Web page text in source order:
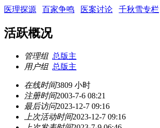
医理探源 百家争鸣 医案讨论 千秋雪专栏
活跃概况
管理组 总版主
用户组 总版主
在线时间3809 小时
注册时间2003-7-6 08:21
最后访问2023-12-7 09:16
上次活动时间2023-12-7 09:16